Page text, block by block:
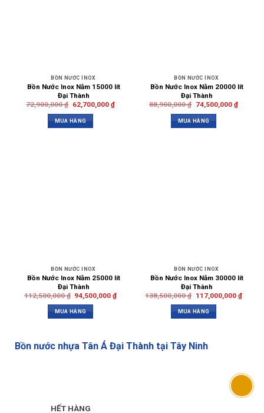
BỒN NƯỚC INOX
Bồn Nước Inox Nằm 15000 lít
Đại Thành
72,900,000₫ 62,700,000 ₫
MUA HÀNG
BỒN NƯỚC INOX
Bồn Nước Inox Nằm 20000 lít
Đại Thành
88,900,000₫ 74,500,000 ₫
MUA HÀNG
BỒN NƯỚC INOX
Bồn Nước Inox Nằm 25000 lít
Đại Thành
112,500,000₫ 94,500,000₫
MUA HÀNG
BỒN NƯỚC INOX
Bồn Nước Inox Nằm 30000 lít
Đại Thành
138,500,000₫ 117,000,000 ₫
MUA HÀNG
Bồn nước nhựa Tân Á Đại Thành tại Tây Ninh
HẾT HÀNG